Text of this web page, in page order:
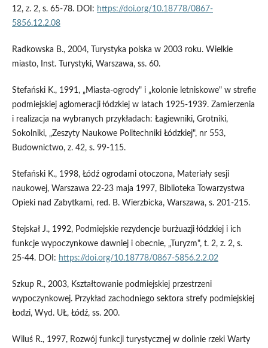
12, z. 2, s. 65-78. DOI: https://doi.org/10.18778/0867-
5856.12.2.08
Radkowska B., 2004, Turystyka polska w 2003 roku. Wielkie
miasto, Inst. Turystyki, Warszawa, ss. 60.
Stefański K., 1991, „Miasta-ogrody" i „kolonie letniskowe" w strefie
podmiejskiej aglomeracji łódzkiej w latach 1925-1939. Zamierzenia
i realizacja na wybranych przykładach: Łagiewniki, Grotniki,
Sokolniki, „Zeszyty Naukowe Politechniki Łódzkiej", nr 553,
Budownictwo, z. 42, s. 99-115.
Stefański K., 1998, Łódź ogrodami otoczona, Materiały sesji
naukowej, Warszawa 22-23 maja 1997, Biblioteka Towarzystwa
Opieki nad Zabytkami, red. B. Wierzbicka, Warszawa, s. 201-215.
Stejskał J., 1992, Podmiejskie rezydencje burżuazji łódzkiej i ich
funkcje wypoczynkowe dawniej i obecnie, „Turyzm", t. 2, z. 2, s.
25-44. DOI: https://doi.org/10.18778/0867-5856.2.2.02
Szkup R., 2003, Kształtowanie podmiejskiej przestrzeni
wypoczynkowej. Przykład zachodniego sektora strefy podmiejskiej
Łodzi, Wyd. UŁ, Łódź, ss. 200.
Wiluś R., 1997, Rozwój funkcji turystycznej w dolinie rzeki Warty